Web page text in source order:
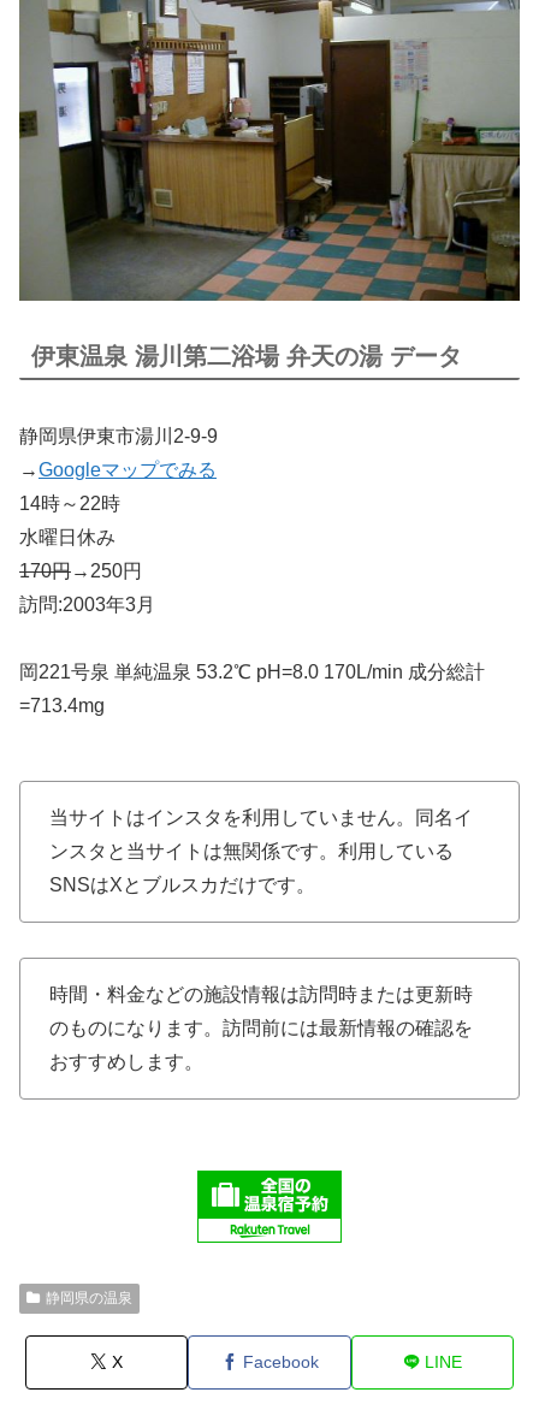
伊東温泉 湯川第二浴場 弁天の湯 データ
静岡県伊東市湯川2-9-9
→Googleマップでみる
14時～22時
水曜日休み
170円→250円
訪問:2003年3月
岡221号泉 単純温泉 53.2℃ pH=8.0 170L/min 成分総計
=713.4mg
当サイトはインスタを利用していません。同名イ
ンスタと当サイトは無関係です。利用している
SNSはXとブルスカだけです。
時間・料金などの施設情報は訪問時または更新時
のものになります。訪問前には最新情報の確認を
おすすめします。
静岡県の温泉
X Facebook LINE